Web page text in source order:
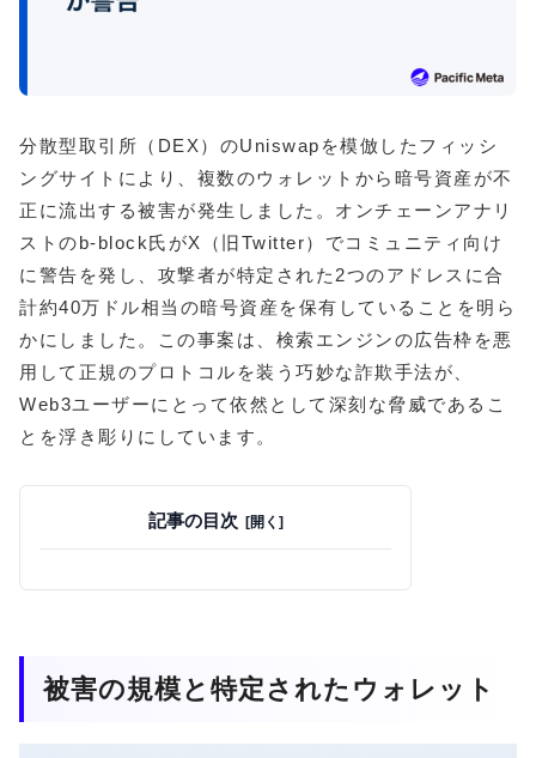
分散型取引所（DEX）のUniswapを模倣したフィッシ
ングサイトにより、複数のウォレットから暗号資産が不
正に流出する被害が発生しました。オンチェーンアナリ
ストのb-block氏がX（旧Twitter）でコミュニティ向け
に警告を発し、攻撃者が特定された2つのアドレスに合
計約40万ドル相当の暗号資産を保有していることを明ら
かにしました。この事案は、検索エンジンの広告枠を悪
用して正規のプロトコルを装う巧妙な詐欺手法が、
Web3ユーザーにとって依然として深刻な脅威であるこ
とを浮き彫りにしています。
記事の目次
被害の規模と特定されたウォレット